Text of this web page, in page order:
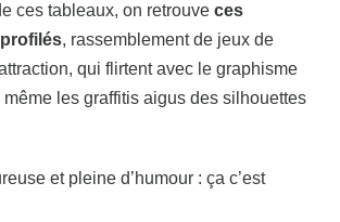
ces tableaux, on retrouve ces
, rassemblement de jeux de
qui flirtent avec le graphisme
les graffitis aigus des silhouettes
et pleine d’humour : ça c’est